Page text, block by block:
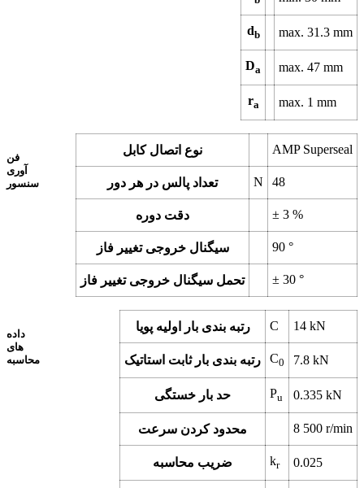
db max. 31.3 mm
Da max. 47 mm
ra max. 1 mm
فن
آوری
سنسور
نوع اتصال کابل AMP Superseal
تعداد پالس در هر دور N 48
دقت دوره ± 3 %
سیگنال خروجی تغییر فاز 90 °
تحمل سیگنال خروجی تغییر فاز ± 30 °
داده
های
محاسبه
رتبه بندی بار اولیه پویا C 14 kN
رتبه بندی بار ثابت استاتیک C0 7.8 kN
حد بار خستگی Pu 0.335 kN
محدود کردن سرعت 8 500 r/min
ضریب محاسبه kr 0.025